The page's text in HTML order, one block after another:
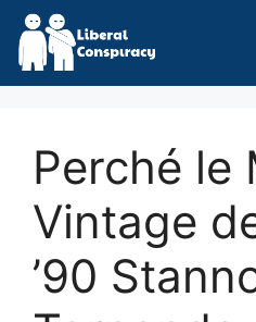
Skip
content
Perché le
Vintage
’90